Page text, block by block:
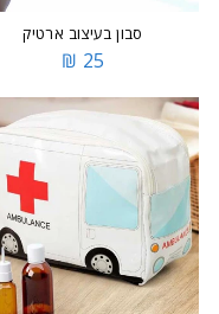
סבון בעיצוב ארטיק
25 ₪